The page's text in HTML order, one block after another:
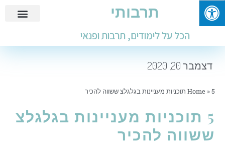
תרבותי
הכל על לימודים, תרבות ופנאי
דצמבר 20, 2020
Home»
5 תוכניות מעניינות בגלגלצ
ששווה להכיר